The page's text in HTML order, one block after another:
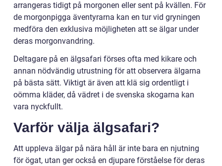
arrangeras tidigt på morgonen eller sent på kvällen. För
de morgonpigga äventyrarna kan en tur vid gryningen
medföra den exklusiva möjligheten att se älgar under
deras morgonvandring.
Deltagare på en älgsafari förses ofta med kikare och
annan nödvändig utrustning för att observera älgarna
på bästa sätt. Viktigt är även att klä sig ordentligt i
oömma kläder, då vädret i de svenska skogarna kan
vara nyckfullt.
Varför välja älgsafari?
Att uppleva älgar på nära håll är inte bara en njutning
för ögat, utan ger också en djupare förståelse för deras